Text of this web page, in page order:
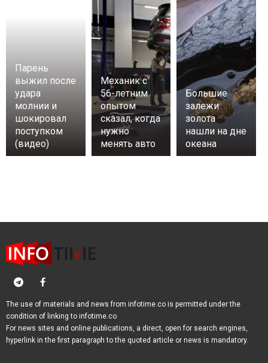
Парень
выжил после
удара
молнии и
шокировал
поступком
(видео)
Механик с
56-летним
опытом
сказал, когда
нужно
менять авто
Большие
залежи
золота
нашли на дне
океана
The use of materials and news from infotime.co is permitted under the
condition of linking to infotime.co
For news sites and online publications, a direct, open for search engines,
hyperlink in the first paragraph to the quoted article or news is mandatory.